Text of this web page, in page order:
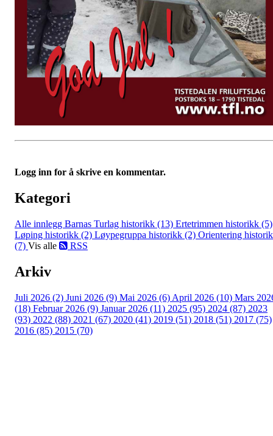
Logg inn for å skrive en kommentar.
Kategori
Alle innlegg Barnas Turlag historikk (13) Ertetrimmen historikk (5)
Løping historikk (2) Løypegruppa historikk (2) Orientering
(7) Vis alle RSS
Arkiv
Juli 2026 (2) Juni 2026 (9) Mai 2026 (6) April 2026 (10) Mars
(18) Februar 2026 (9) Januar 2026 (11) 2025 (95) 2024 (87) 2023
(93) 2022 (88) 2021 (67) 2020 (41) 2019 (51) 2018 (51) 2017 (75)
2016 (85) 2015 (70)